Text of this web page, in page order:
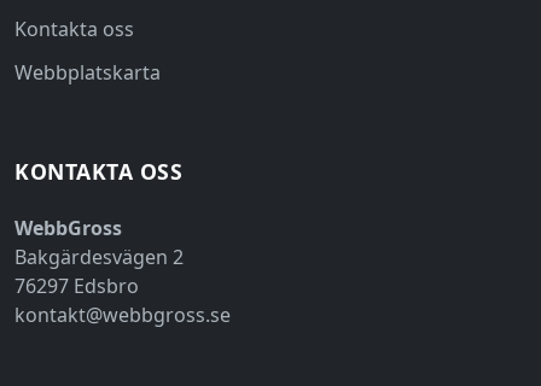
Kontakta oss
Webbplatskarta
KONTAKTA OSS
WebbGross
Bakgärdesvägen 2
76297 Edsbro
kontakt@webbgross.se